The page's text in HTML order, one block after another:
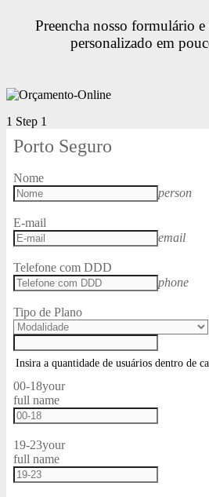
Preencha nosso formulário e
personalizado em
1 Step 1
Porto Seguro
Nome
person
E-mail
email
Telefone com DDD
phone
Tipo de Plano
Insira a quantidade de usuários dentro de
00-18your
full name
19-23your
full name